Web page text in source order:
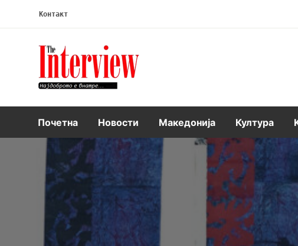
Контакт
Интервју
Почетна Новости Македонија Култура